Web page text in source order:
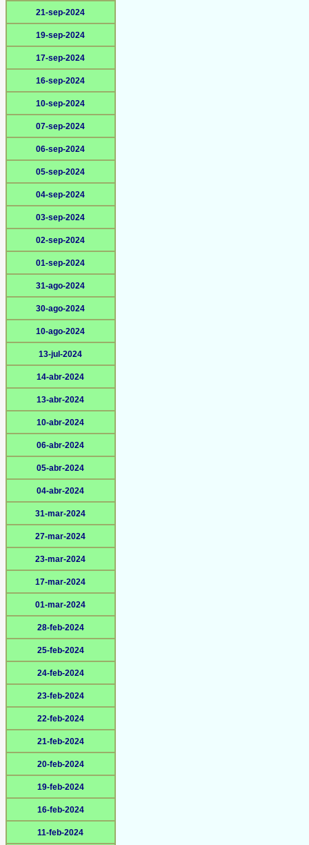
21-sep-2024
19-sep-2024
17-sep-2024
16-sep-2024
10-sep-2024
07-sep-2024
06-sep-2024
05-sep-2024
04-sep-2024
03-sep-2024
02-sep-2024
01-sep-2024
31-ago-2024
30-ago-2024
10-ago-2024
13-jul-2024
14-abr-2024
13-abr-2024
10-abr-2024
06-abr-2024
05-abr-2024
04-abr-2024
31-mar-2024
27-mar-2024
23-mar-2024
17-mar-2024
01-mar-2024
28-feb-2024
25-feb-2024
24-feb-2024
23-feb-2024
22-feb-2024
21-feb-2024
20-feb-2024
19-feb-2024
16-feb-2024
11-feb-2024